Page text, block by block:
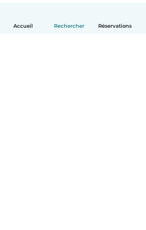
Accueil Rechercher Réservations